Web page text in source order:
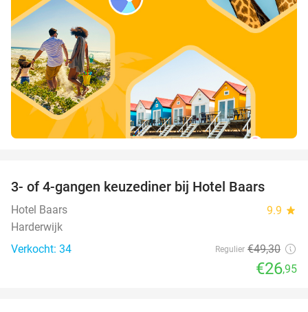
3- of 4-gangen keuzediner bij Hotel Baars
Hotel Baars 9.9 star
Harderwijk
Verkocht: 34
Regulier €49,30
€26,95